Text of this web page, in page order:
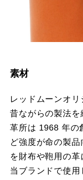
素材
レッドムーンオリ
昔ながらの製法
革所は 1968 年の
ど強度が命の製
を財布や鞄用の革
当ブランドで使